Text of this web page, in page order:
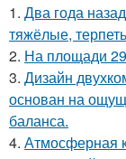
1. Два года
тяжёлые,
2. На площади
3. Дизайн
основан на
баланса.
4. Атмосферная